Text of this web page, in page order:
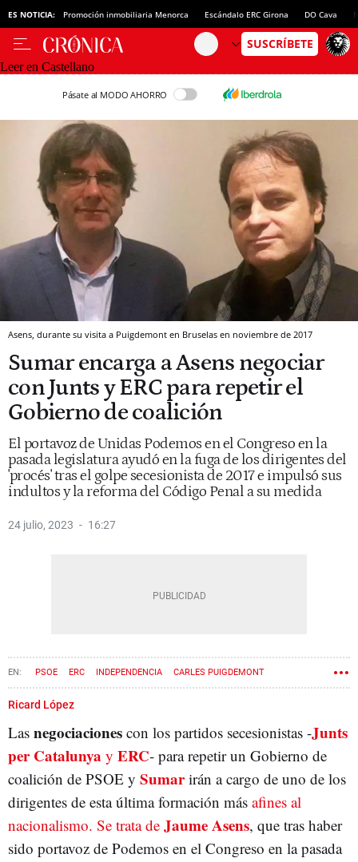
ES NOTICIA: Promoción inmobiliaria Menorca Escándalo ERC Girona DO Cava
Leer en Castellano
Pásate al MODO AHORRO
Asens, durante su visita a Puigdemont en Bruselas en noviembre de 2017
Sumar encarga a Asens negociar
con Junts y ERC para repetir el
Gobierno de coalición
El portavoz de Unidas Podemos en el Congreso en la
pasada legislatura ayudó en la fuga de los dirigentes del
'procés' tras el golpe secesionista de 2017 e impulsó sus
indultos y la reforma del Código Penal a su medida
24 julio, 2023 16:27
PSOE ERC INDEPENDENCIA CARLES PUIGDEMONT
NACIONALISMO
EN COMÚ PODEM JUNTS PER CATALUNYA SUMAR
Ricard López
Las negociaciones con los partidos secesionistas -Junts
per Catalunya y ERC- para repetir un Gobierno de
coalición de PSOE y Sumarirán a cargo de uno de los
dirigentes de esta última formación más afines al
nacionalismo. Se trata de Jaume Asens, que tras haber
sido portavoz de Podemos en el Congreso en la pasada